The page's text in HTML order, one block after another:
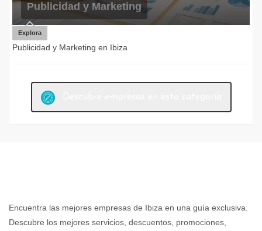
Publicidad y Marketing
Explora
Publicidad y Marketing en Ibiza
Encuentra las mejores empresas de Ibiza en una guía exclusiva.
Descubre los mejores servicios, descuentos, promociones,